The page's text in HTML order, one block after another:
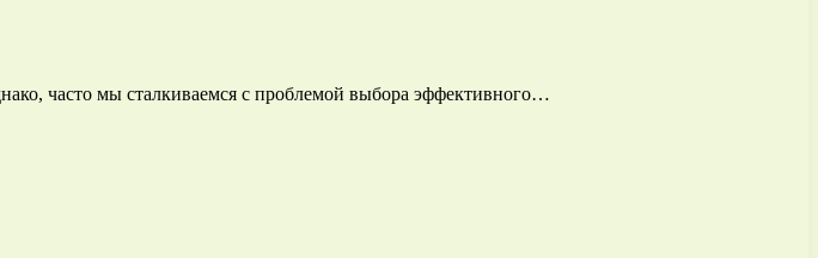
часто мы сталкиваемся с проблемой выбора эффективного…